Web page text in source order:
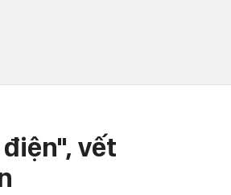
vết